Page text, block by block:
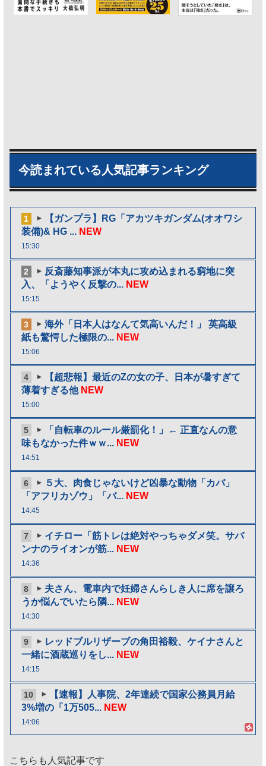
今読まれている人気記事ランキング
1
【ガンプラ】RG「アカツキガンダム(オオワシ
装備)& HG ... NEW
15:30
2
反斎藤知事派が本丸に攻め込まれる窮地に突
入、「ようやく反撃の... NEW
15:15
3
海外「日本人はなんて気高いんだ！」 英高級
紙も驚愕した極限の... NEW
15:06
4
【超悲報】最近のZの女の子、日本が暑すぎて
薄着すぎる他 NEW
15:00
5
「自転車のルール厳罰化！」← 正直なんの意
味もなかった件ｗｗ... NEW
14:51
6
５大、肉食じゃないけど凶暴な動物「カバ」
「アフリカゾウ」「バ... NEW
14:45
7
イチロー「筋トレは絶対やっちゃダメ笑。サバ
ンナのライオンが筋... NEW
14:36
8
夫さん、電車内で妊婦さんらしき人に席を譲ろ
うか悩んでいたら隣... NEW
14:30
9
レッドブルリザーブの角田裕毅、ケイナさんと
一緒に酒蔵巡りをし... NEW
14:15
10
【速報】人事院、2年連続で国家公務員月給
3%増の「1万505... NEW
14:06
こちらも人気記事です